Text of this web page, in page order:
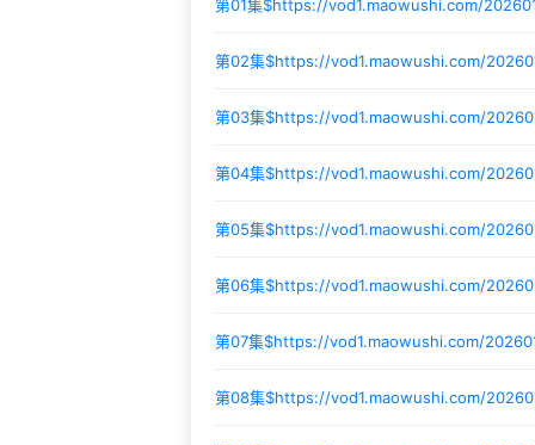
第01集$https://vod1.maowushi.com/
第02集$https://vod1.maowushi.com/
第03集$https://vod1.maowushi.com/
第04集$https://vod1.maowushi.com/
第05集$https://vod1.maowushi.com/
第06集$https://vod1.maowushi.com/
第07集$https://vod1.maowushi.com/
第08集$https://vod1.maowushi.com/